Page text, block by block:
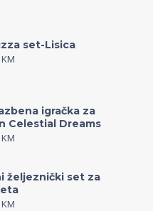
set-Lisica
KM
igračka za
Celestial Dreams
KM
željeznički set za
KM